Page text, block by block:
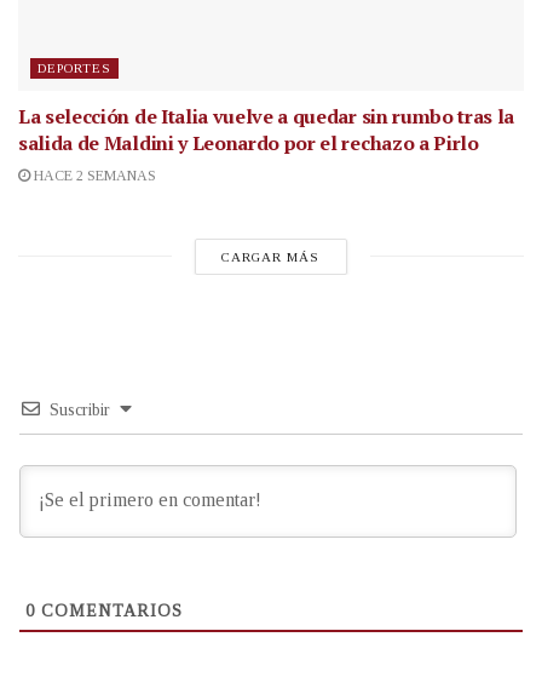
DEPORTES
La selección de Italia vuelve a quedar sin rumbo tras la
salida de Maldini y Leonardo por el rechazo a Pirlo
HACE 2 SEMANAS
CARGAR MÁS
Suscribir
0 COMENTARIOS